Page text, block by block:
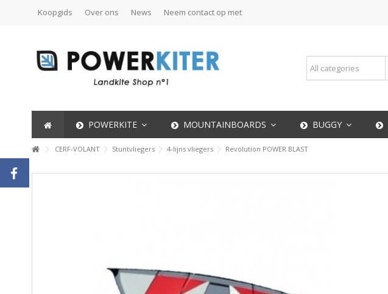
Koopgids Over ons News Neem contact op met
POWERKITE MOUNTAINBOARDS BUGGY
CERF-VOLANT Stuntvliegers 4-lijns vliegers Revolution POWER BLAST